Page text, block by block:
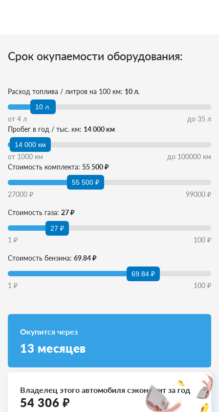
Срок окупаемости оборудования:
Расход топлива / литров на 100 км: 10 л.
10 л.
от 4 л до 35 л
Пробег в год / тыс. км: 14 000 км
14 000 км
от 1000 км до 100000 км
Стоимость комплекта: 55 500 ₽
55 500 ₽
27000 ₽ 99000 ₽
Стоимость газа: 27 ₽
27 ₽
1 ₽ 100 ₽
Стоимость бензина: 69.84 ₽
69.84 ₽
1 ₽ 100 ₽
Окупится через
13 месяцев
Владелец этого автомобиля сэкономит за год
54 306 ₽